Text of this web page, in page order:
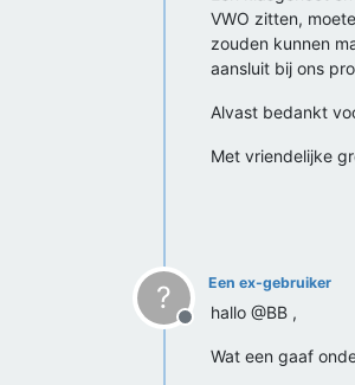
VWO zitten,
zouden kunnen
aansluit bij ons
Alvast bedankt
Met vriendelijke
?
Offline
Een ex-gebruiker
hallo @BB ,
Wat een gaaf